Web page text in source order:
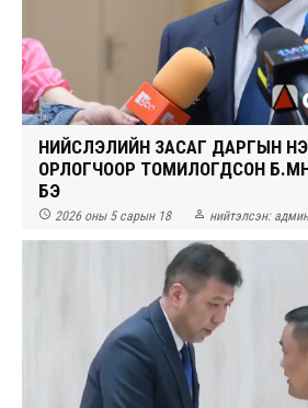
НИЙСЛЭЛИЙН ЗАСАГ ДАРГЫН
ОРЛОГЧООР ТОМИЛОГДСОН
БЭ
 2026 оны 5 сарын 18  нийтэлсэн: админ